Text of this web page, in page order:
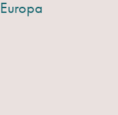
Europa